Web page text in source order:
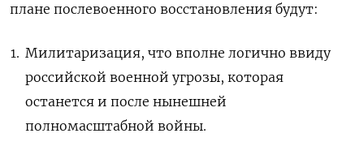
плане послевоенного восстановления будут:
Милитаризация, что вполне логично ввиду
российской военной угрозы, которая
останется и после нынешней
полномасштабной войны.